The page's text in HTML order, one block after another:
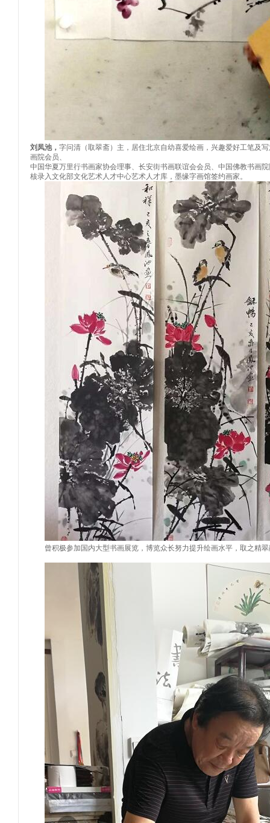
刘凤池， 字问清（取翠斋）主，居住北京自幼喜爱绘画，兴趣爱好工笔及
画院会员、
中国华夏万里行书画家协会理事、长安街书画联谊会会员、中国佛教书画
核录入文化部文化艺术人才中心艺术人才库，墨缘字画馆签约画家。
曾积极参加国内大型书画展览，博览众长努力提升绘画水平，取之精